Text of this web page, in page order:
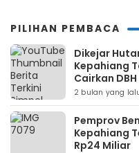
PILIHAN PEMBACA
Dikejar
Kepahiang
Cairkan DBH
2 bulan yang
Pemprov
Kepahiang
Rp24 Miliar